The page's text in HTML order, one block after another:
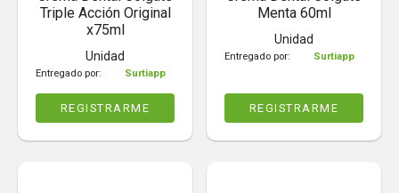
Triple Acción Original
x75ml
Unidad
Entregado por: Surtiapp
REGISTRARME
Menta 60ml
Unidad
Entregado por: Surtiapp
REGISTRARME